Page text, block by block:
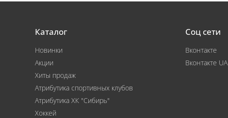
Каталог
Новинки
Акции
Хиты продаж
Атрибутика спортивных клубов
Атрибутика ХК "Сибирь"
Хоккей
Соц сети
Вконтакте
Вконтакте UA